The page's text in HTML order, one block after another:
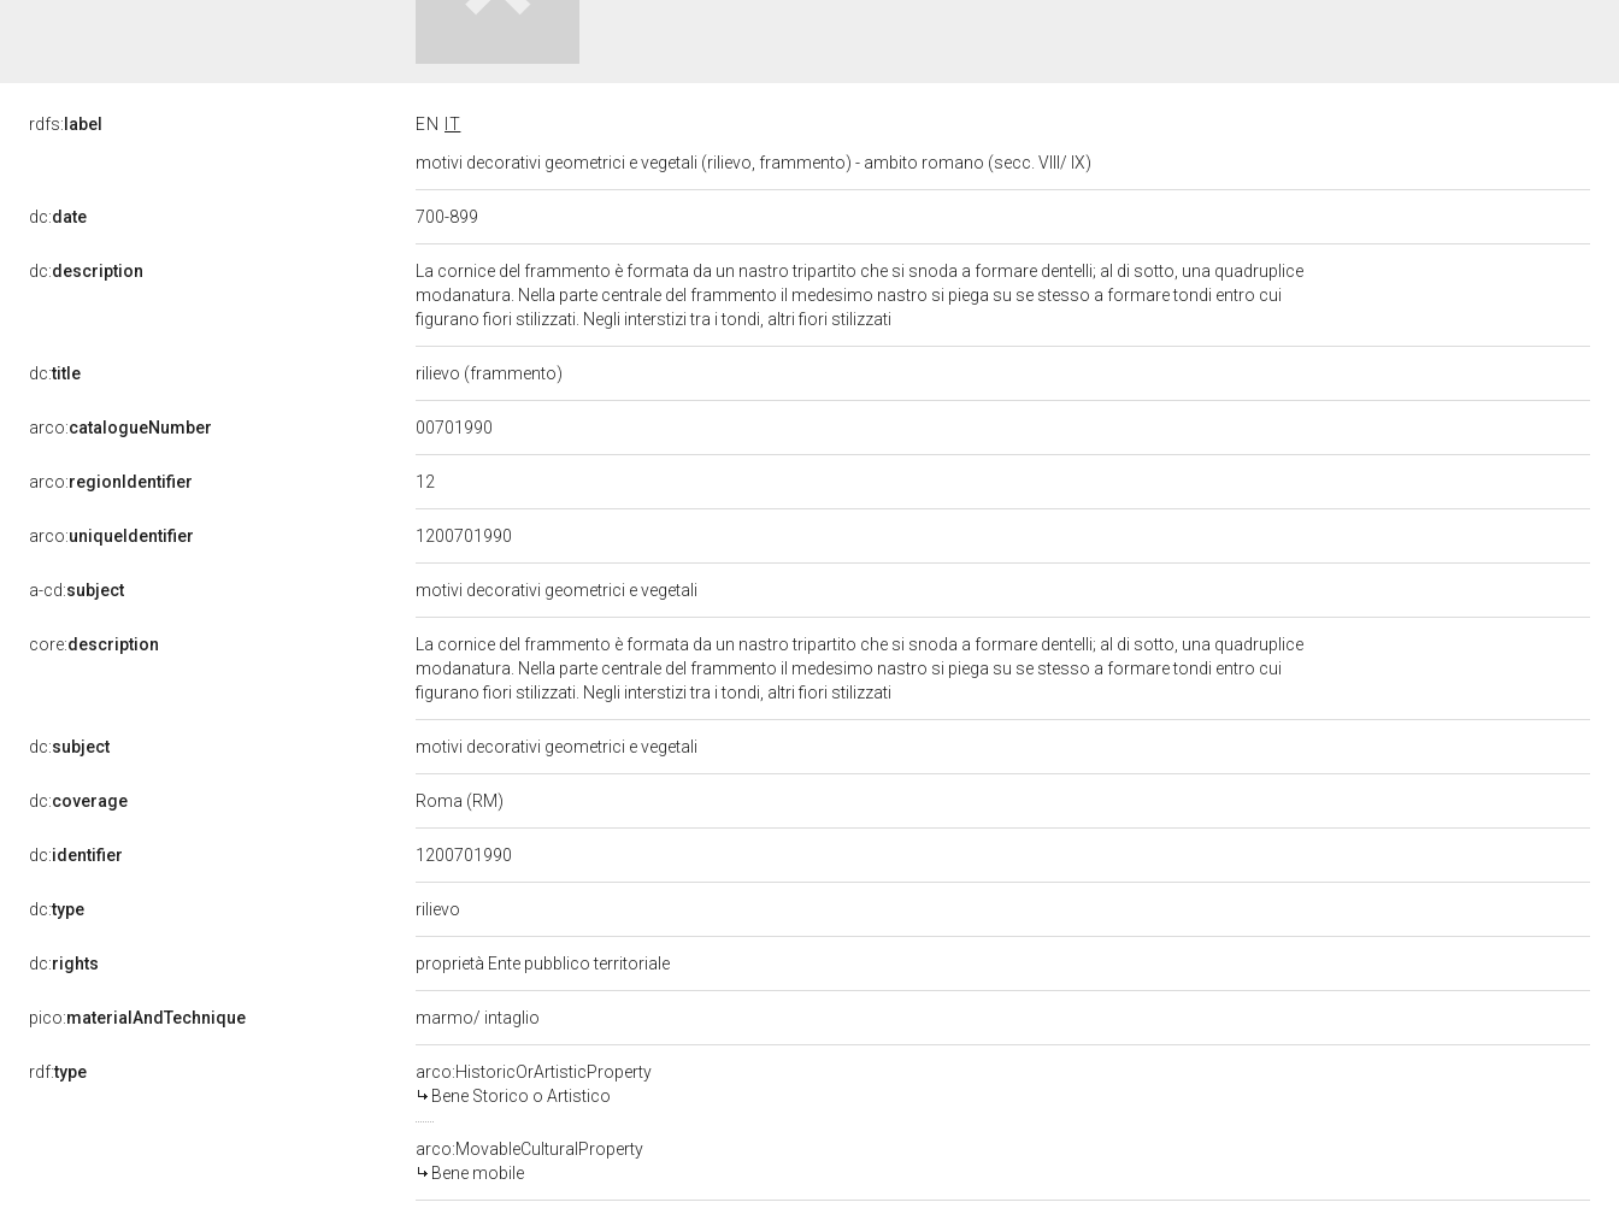
rdfs: label EN
IT
motivi decorativi geometrici e vegetali (rilievo, frammento) - ambito romano (secc. VIII/ IX)
dc:date 700-899
dc:description
La cornice del frammento è formata da un nastro tripartito che si snoda a formare dentelli; al di sotto, una quadruplice
modanatura. Nella parte centrale del frammento il medesimo nastro si piega su se stesso a formare tondi entro cui
figurano fiori stilizzati. Negli interstizi tra i tondi, altri fiori stilizzati
dc:title rilievo (frammento)
arco:catalogueNumber 00701990
arco:regionIdentifier 12
arco:uniqueIdentifier 1200701990
a-cd:subject motivi decorativi geometrici e vegetali
core:description
La cornice del frammento è formata da un nastro tripartito che si snoda a formare dentelli; al di sotto, una quadruplice
modanatura. Nella parte centrale del frammento il medesimo nastro si piega su se stesso a formare tondi entro cui
figurano fiori stilizzati. Negli interstizi tra i tondi, altri fiori stilizzati
dc:subject motivi decorativi geometrici e vegetali
dc:coverage Roma (RM)
dc:identifier 1200701990
dc:type rilievo
dc:rights proprietà Ente pubblico territoriale
pico:materialAndTechnique marmo/ intaglio
rdf:type
arco:HistoricOrArtisticProperty
Bene Storico o Artistico
arco:MovableCulturalProperty
Bene mobile